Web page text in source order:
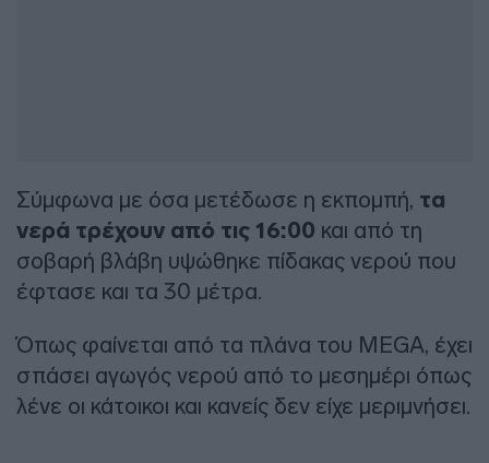
Σύμφωνα με όσα μετέδωσε η εκπομπή, τα
νερά τρέχουν από τις 16:00 και από τη
σοβαρή βλάβη υψώθηκε πίδακας νερού που
έφτασε και τα 30 μέτρα.
Όπως φαίνεται από τα πλάνα του MEGA, έχει
σπάσει αγωγός νερού από το μεσημέρι όπως
λένε οι κάτοικοι και κανείς δεν είχε μεριμνήσει.